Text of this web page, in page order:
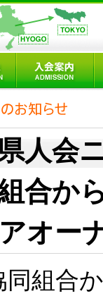
人会
合か
オー
同組合